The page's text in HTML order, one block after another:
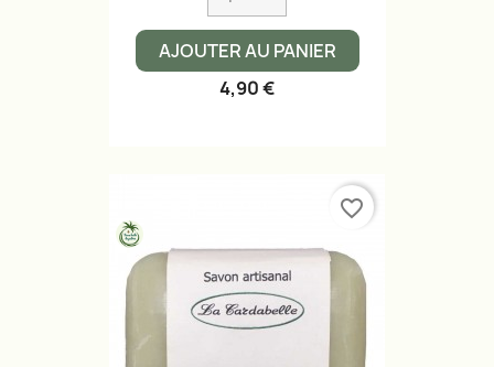
AJOUTER AU PANIER
4,90 €
favorite_border